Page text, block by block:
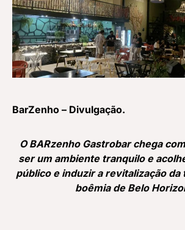
BarZenho – Divulgação.
O BARzenho Gastrobar chega
ser um ambiente tranquilo e
público e induzir a revitalização da
boêmia de Belo